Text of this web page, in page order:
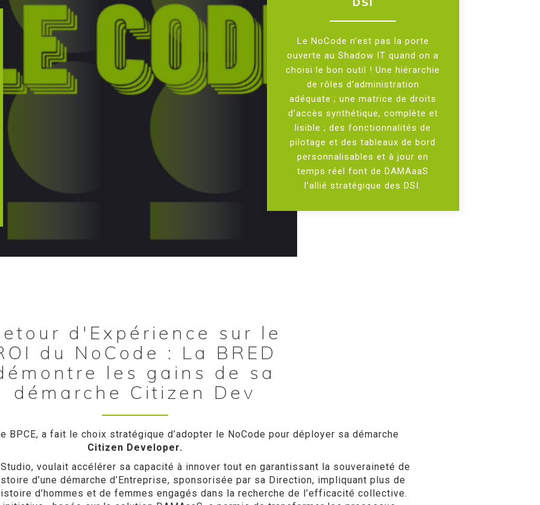
Le NoCode n’est pas la porte
ouverte au Shadow IT quand on a
choisi le bon outil ! Une hiérarchie
de rôles d’administration
adéquate ; une matrice de droits
d’accès synthétique, complète et
lisible ; des fonctionnalités de
pilotage et des tableaux de bord
personnalisables et à jour en
temps réel font de DAMAaaS
l’allié stratégique des DSI.
d'Expérience sur le
du NoCode : La BRED
les gains de sa
démarche Citizen Dev
BPCE, a fait le choix stratégique d’adopter le NoCode pour déployer sa démarche
Citizen Developer.
voulait accélérer sa capacité à innover tout en garantissant la souveraineté de
d’une démarche d’Entreprise, sponsorisée par sa Direction, impliquant plus de
d’hommes et de femmes engagés dans la recherche de l’efficacité collective.